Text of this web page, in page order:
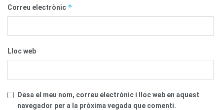
Correu electrònic *
Lloc web
Desa el meu nom, correu electrònic i lloc web en aquest
navegador per a la pròxima vegada que comenti.